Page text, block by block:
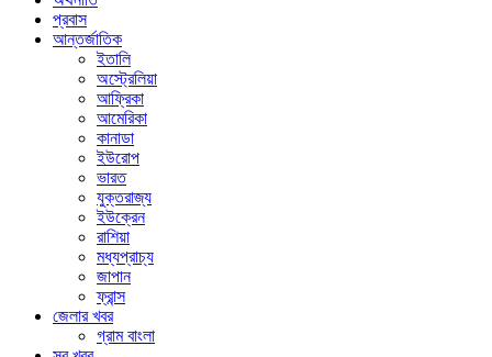
প্রবাস
আন্তর্জাতিক
ইতালি
অস্ট্রেলিয়া
আফ্রিকা
আমেরিকা
কানাডা
ইউরোপ
ভারত
যুক্তরাজ্য
ইউক্রেন
রাশিয়া
মধ্যপ্রাচ্য
জাপান
ফ্রান্স
জেলার খবর
গ্রাম বাংলা